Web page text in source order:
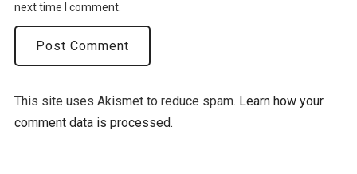
next time I comment.
This site uses Akismet to reduce spam. Learn how your
comment data is processed.